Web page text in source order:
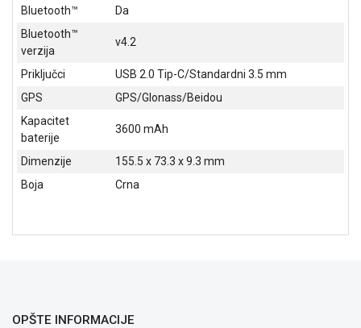
Bluetooth™
Da
Bluetooth™
verzija
v4.2
Priključci
USB 2.0 Tip-C/Standardni 3.5 mm
GPS
GPS/Glonass/Beidou
Kapacitet
baterije
3600 mAh
Dimenzije
155.5 x 73.3 x 9.3 mm
Boja
Crna
OPŠTE INFORMACIJE